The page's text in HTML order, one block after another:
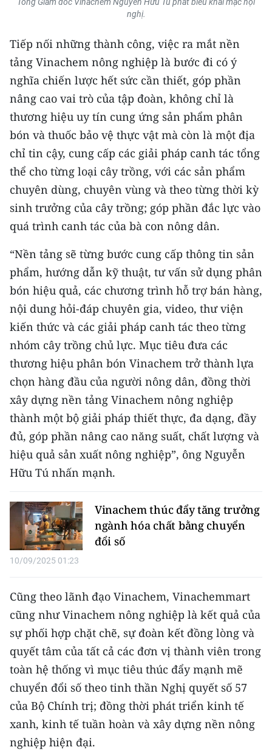
ENGLISH
中文
FRANÇAIS
РУССКИЙ
ESPAÑOL
한국어
nghị.
Tiếp nối những thành công, việc ra mắt nền
tảng Vinachem nông nghiệp là bước đi có ý
nghĩa chiến lược hết sức cần thiết, góp phần
nâng cao vai trò của tập đoàn, không chỉ là
thương hiệu uy tín cung ứng sản phẩm phân
bón và thuốc bảo vệ thực vật mà còn là một địa
chỉ tin cậy, cung cấp các giải pháp canh tác tổng
thể cho từng loại cây trồng, với các sản phẩm
chuyên dùng, chuyên vùng và theo từng thời kỳ
sinh trưởng của cây trồng; góp phần đắc lực vào
quá trình canh tác của bà con nông dân.
“Nền tảng sẽ từng bước cung cấp thông tin sản
phẩm, hướng dẫn kỹ thuật, tư vấn sử dụng phân
bón hiệu quả, các chương trình hỗ trợ bán hàng,
nội dung hỏi-đáp chuyên gia, video, thư viện
kiến thức và các giải pháp canh tác theo từng
nhóm cây trồng chủ lực. Mục tiêu đưa các
thương hiệu phân bón Vinachem trở thành lựa
chọn hàng đầu của người nông dân, đồng thời
xây dựng nền tảng Vinachem nông nghiệp
thành một bộ giải pháp thiết thực, đa dạng, đầy
đủ, góp phần nâng cao năng suất, chất lượng và
hiệu quả sản xuất nông nghiệp”, ông Nguyễn
Hữu Tú nhấn mạnh.
Vinachem thúc đẩy tăng trưởng
ngành hóa chất bằng chuyển
đổi số
10/09/2025 01:23
Cũng theo lãnh đạo Vinachem, Vinachemmart
cũng như Vinachem nông nghiệp là kết quả của
sự phối hợp chặt chẽ, sự đoàn kết đồng lòng và
quyết tâm của tất cả các đơn vị thành viên trong
toàn hệ thống vì mục tiêu thúc đẩy mạnh mẽ
chuyển đổi số theo tinh thần Nghị quyết số 57
của Bộ Chính trị; đồng thời phát triển kinh tế
xanh, kinh tế tuần hoàn và xây dựng nền nông
nghiệp hiện đại.